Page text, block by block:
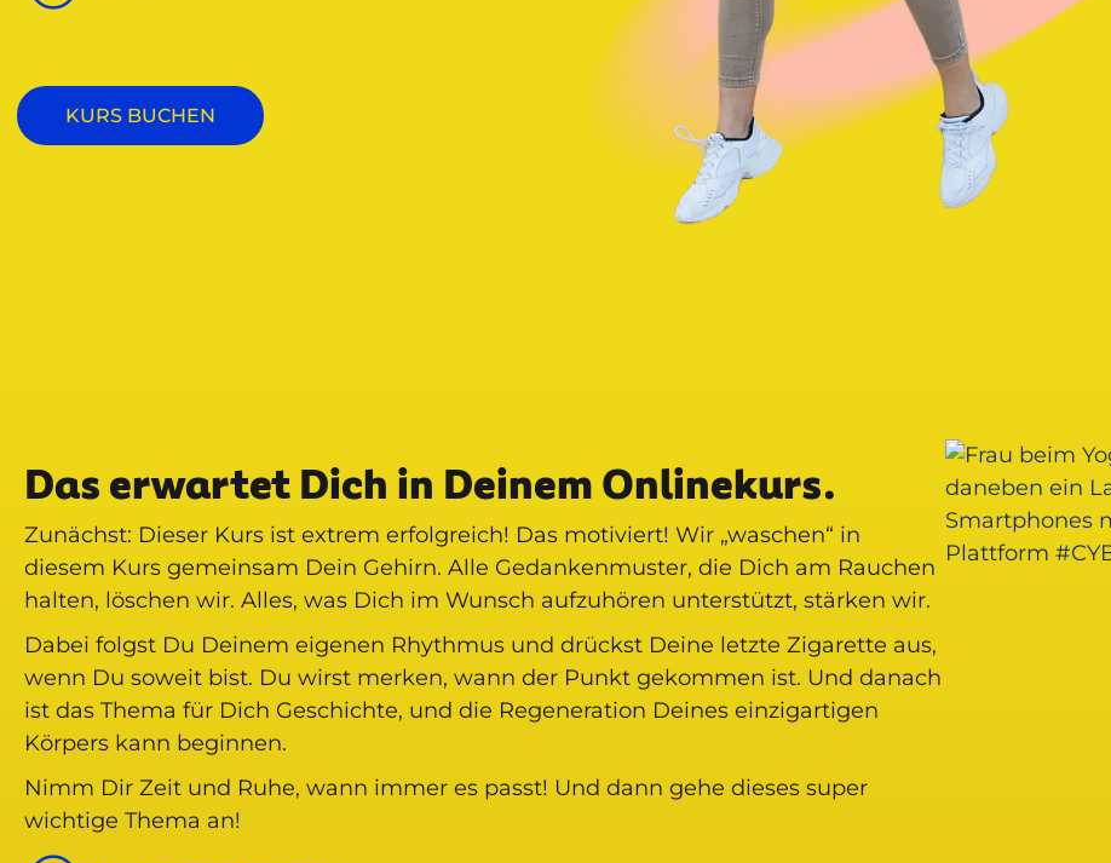
KURS BUCHEN
Das erwartet Dich in Deinem Onlinekurs.
Zunächst: Dieser Kurs ist extrem erfolgreich! Das motiviert! Wir „waschen“ in
diesem Kurs gemeinsam Dein Gehirn. Alle Gedankenmuster, die Dich am Rauchen
halten, löschen wir. Alles, was Dich im Wunsch aufzuhören unterstützt, stärken wir.
Dabei folgst Du Deinem eigenen Rhythmus und drückst Deine letzte Zigarette aus,
wenn Du soweit bist. Du wirst merken, wann der Punkt gekommen ist. Und danach
ist das Thema für Dich Geschichte, und die Regeneration Deines einzigartigen
Körpers kann beginnen.
Nimm Dir Zeit und Ruhe, wann immer es passt! Und dann gehe dieses super
wichtige Thema an!